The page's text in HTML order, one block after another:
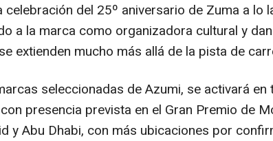
celebración del 25º aniversario de Zuma a lo
a la marca como organizadora cultural y
extienden mucho más allá de la pista de
seleccionadas de Azumi, se activará en
presencia prevista en el Gran Premio de
y Abu Dhabi, con más ubicaciones por